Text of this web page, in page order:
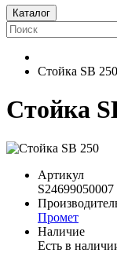
Каталог
Стойка SB 250
Стойка
Артикул
S24699050007
Промет
Наличие
Есть в